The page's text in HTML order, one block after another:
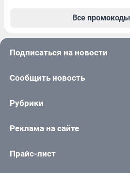
Все промокоды
Подписаться на новости
Сообщить новость
Рубрики
Реклама на сайте
Прайс-лист